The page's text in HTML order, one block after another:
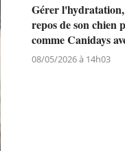
Gérer
repos de son chien
comme Canidays
08/05/2026 à 14h03